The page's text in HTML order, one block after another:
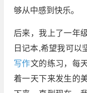
够从中感到快乐。
后来，我上了一年
日记本,希望我可以
写作文的练习，每
着一天下来发生的